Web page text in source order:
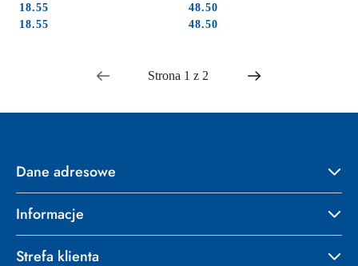
Cena:
18.55
Cena:
18.55 Cena:
48.50
Cena:
48.50
Dane adresowe
Informacje
Strefa klienta